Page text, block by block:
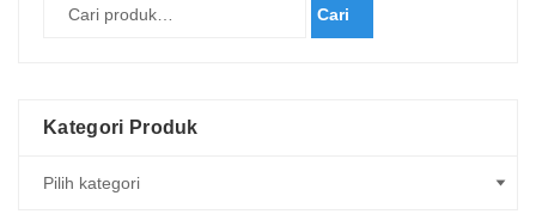
Cari
Kategori Produk